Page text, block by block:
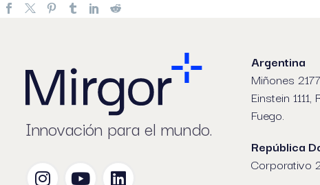
Innovación para el mundo.
Argentina
Miñones
Einstein
Fuego.
República
Corporativo